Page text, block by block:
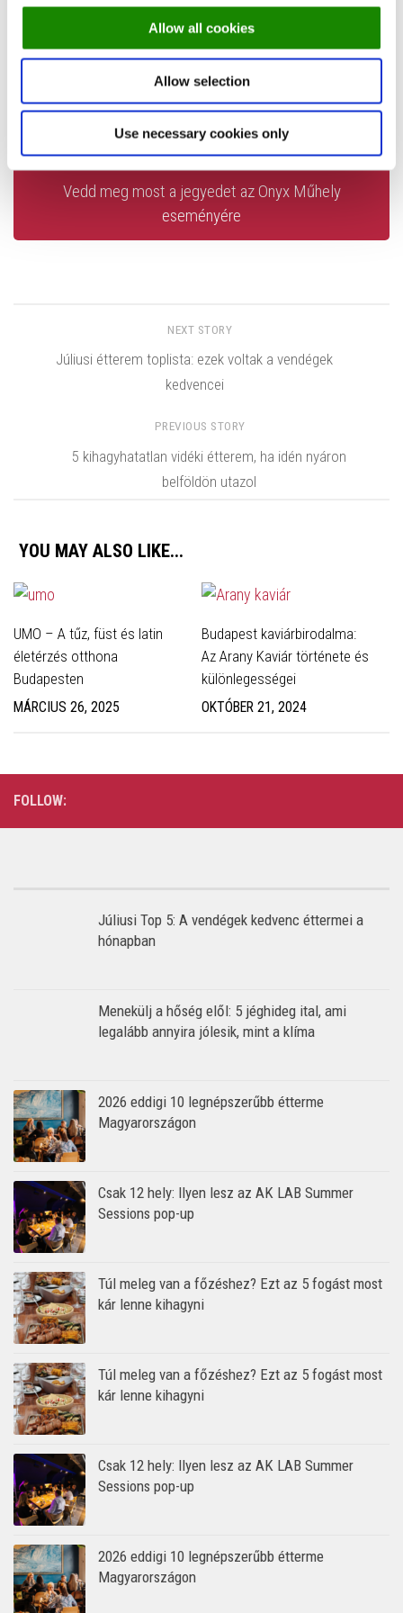
Allow all cookies
Allow selection
Use necessary cookies only
Alkoholmentes italok, Sauska pezsgő
Közös tűzijátéknézés a stégről
Desszertválogatás az Onyx módra
Vedd meg most a jegyedet az Onyx Műhely
eseményére
NEXT STORY
Júliusi étterem toplista: ezek voltak a vendégek
kedvencei
PREVIOUS STORY
5 kihagyhatatlan vidéki étterem, ha idén nyáron
belföldön utazol
YOU MAY ALSO LIKE...
UMO – A tűz, füst és latin
életérzés otthona
Budapesten
MÁRCIUS 26, 2025
Budapest kaviárbirodalma:
Az Arany Kaviár története és
különlegességei
OKTÓBER 21, 2024
FOLLOW:
Júliusi Top 5: A vendégek kedvenc éttermei a
hónapban
Menekülj a hőség elől: 5 jéghideg ital, ami
legalább annyira jólesik, mint a klíma
2026 eddigi 10 legnépszerűbb étterme
Magyarországon
Csak 12 hely: Ilyen lesz az AK LAB Summer
Sessions pop-up
Túl meleg van a főzéshez? Ezt az 5 fogást most
kár lenne kihagyni
Túl meleg van a főzéshez? Ezt az 5 fogást most
kár lenne kihagyni
Csak 12 hely: Ilyen lesz az AK LAB Summer
Sessions pop-up
2026 eddigi 10 legnépszerűbb étterme
Magyarországon